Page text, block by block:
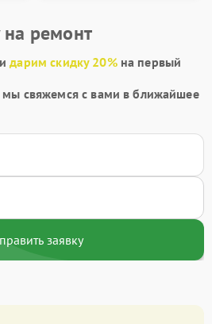
на ремонт
дарим скидку 20%на первый
свяжемся с вами в ближайшее
заявку